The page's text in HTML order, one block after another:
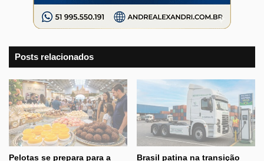
Posts relacionados
Pelotas se prepara para a
Brasil patina na transição